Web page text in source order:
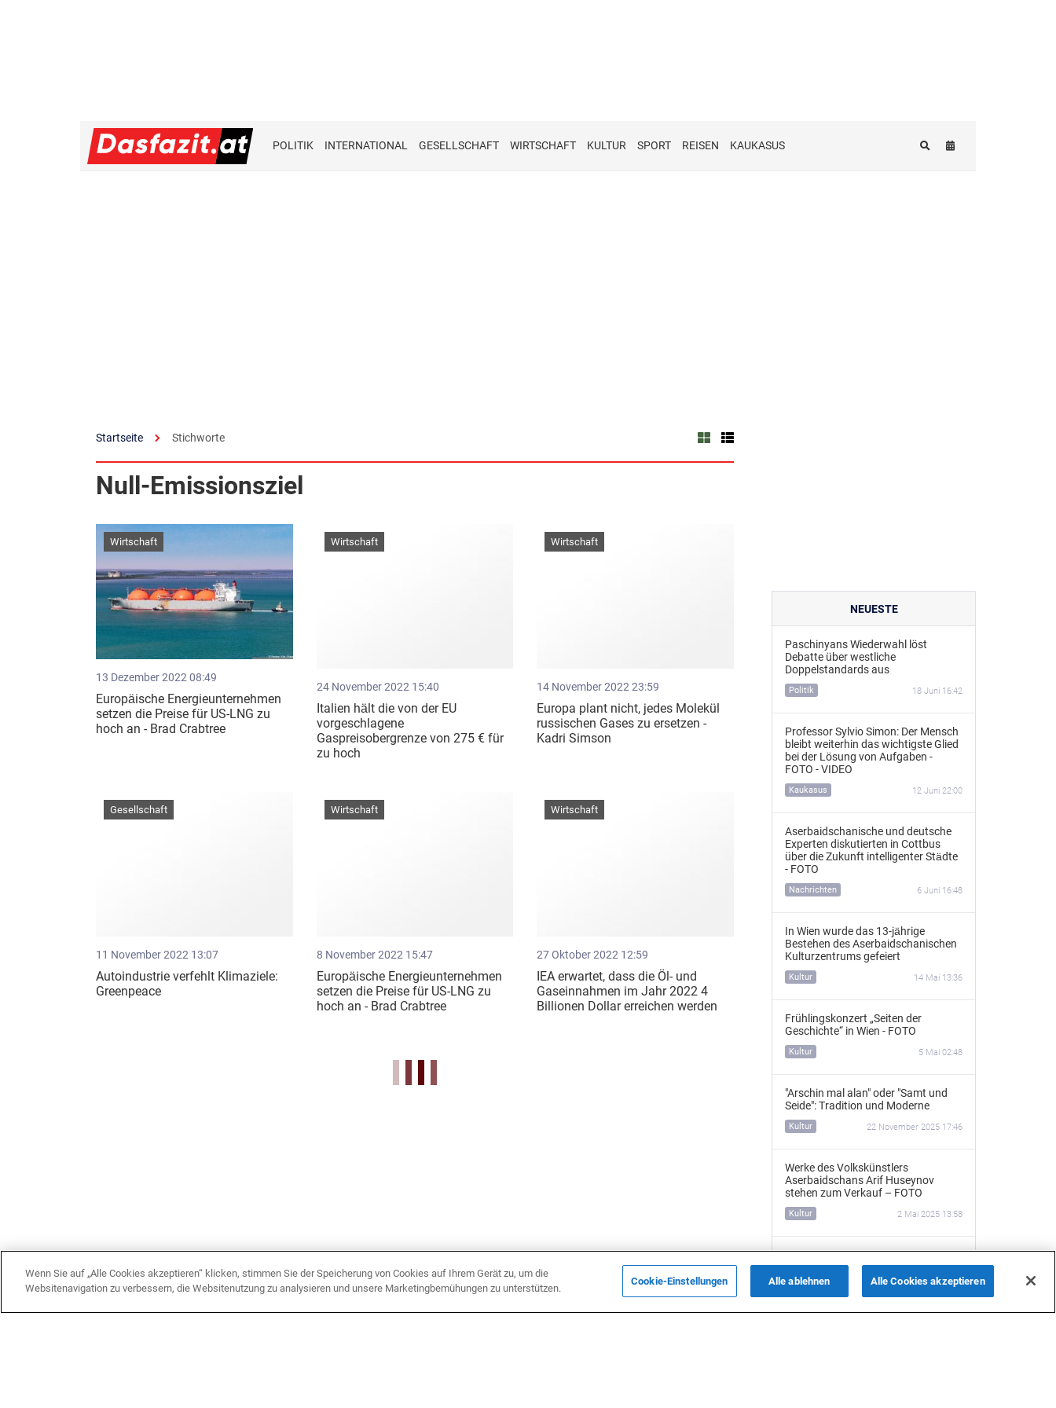
POLITIK INTERNATIONAL GESELLSCHAFT WIRTSCHAFT KULTUR SPORT REISEN KAUKASUS
Startseite Stichworte
Null-Emissionsziel
13 Dezember 2022 08:49
Europäische Energieunternehmen
setzen die Preise für US-LNG zu
hoch an - Brad Crabtree
Wirtschaft
24 November 2022 15:40
Italien hält die von der EU
vorgeschlagene
Gaspreisobergrenze von 275 € für
zu hoch
Wirtschaft
14 November 2022 23:59
Europa plant nicht, jedes Molekül
russischen Gases zu ersetzen -
Kadri Simson
Wirtschaft
11 November 2022 13:07
Autoindustrie verfehlt Klimaziele:
Greenpeace
Gesellschaft
8 November 2022 15:47
Europäische Energieunternehmen
setzen die Preise für US-LNG zu
hoch an - Brad Crabtree
Wirtschaft
27 Oktober 2022 12:59
IEA erwartet, dass die Öl- und
Gaseinnahmen im Jahr 2022 4
Billionen Dollar erreichen werden
Wirtschaft
NEUESTE
Paschinyans Wiederwahl löst
Debatte über westliche
Doppelstandards aus
Politik 18 Juni 16:42
Professor Sylvio Simon: Der Mensch
bleibt weiterhin das wichtigste Glied
bei der Lösung von Aufgaben -
FOTO - VIDEO
Kaukasus 12 Juni 22:00
Aserbaidschanische und deutsche
Experten diskutierten in Cottbus
über die Zukunft intelligenter Städte
- FOTO
Nachrichten 6 Juni 16:48
In Wien wurde das 13‑jährige
Bestehen des Aserbaidschanischen
Kulturzentrums gefeiert
Kultur 14 Mai 13:36
Frühlingskonzert „Seiten der
Geschichte“ in Wien - FOTO
Kultur 5 Mai 02:48
"Arschin mal alan" oder "Samt und
Seide": Tradition und Moderne
Kultur 22 November 2025 17:46
Werke des Volkskünstlers
Aserbaidschans Arif Huseynov
stehen zum Verkauf – FOTO
Kultur 2 Mai 2025 13:58
Der deutsche Architekt von Baku -
Nikolaus von der Nonne
(Videoreportage)
Kultur
ALLE NACHRICHTEN
Wenn Sie auf „Alle Cookies akzeptieren“ klicken, stimmen Sie der Speicherung von Cookies auf Ihrem Gerät zu, um die
Websitenavigation zu verbessern, die Websitenutzung zu analysieren und unsere Marketingbemühungen zu unterstützen.
Cookie-Einstellungen Alle ablehnen Alle Cookies akzeptieren